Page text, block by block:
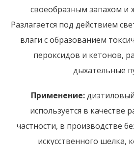
своеобразным запахом и
Разлагается под действием
влаги с образованием
пероксидов и кетонов,
дыхательные
Применение:
используется в качестве
частности, в производстве
искусственного шелка,